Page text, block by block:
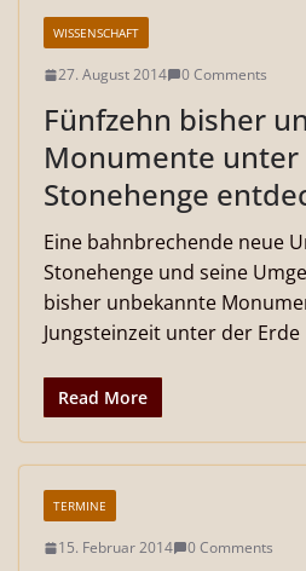
WISSENSCHAFT
27. August 2014 0 Comments
Fünfzehn bisher
Monumente unter
Stonehenge
Eine bahnbrechende neue
Stonehenge und seine
bisher unbekannte
Jungsteinzeit unter der Erde
Read More
TERMINE
15. Februar 2014 0 Comments